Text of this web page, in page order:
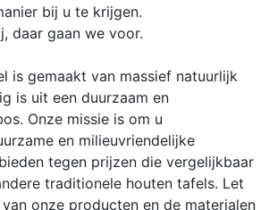
bij u te krijgen.
daar gaan we voor.
is gemaakt van massief natuurlijk
is uit een duurzaam en
Onze missie is om u
en milieuvriendelijke
tegen prijzen die vergelijkbaar
traditionele houten tafels. Let
onze producten en de materialen